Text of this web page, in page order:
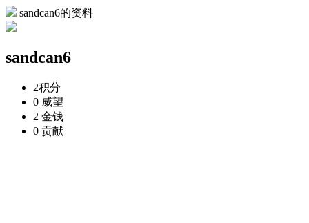
sandcan6的资料
sandcan6
2积分
0 威望
2 金钱
0 贡献